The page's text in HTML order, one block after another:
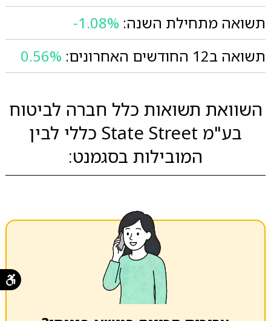
תשואה מתחילת השנה: -1.08%
תשואה ב12 החודשים האחרונים:
0.56%
השוואת תשואות כלל חברה לביטוח
בע"מ State Street כללי לבין
המובילות בסגמנט: